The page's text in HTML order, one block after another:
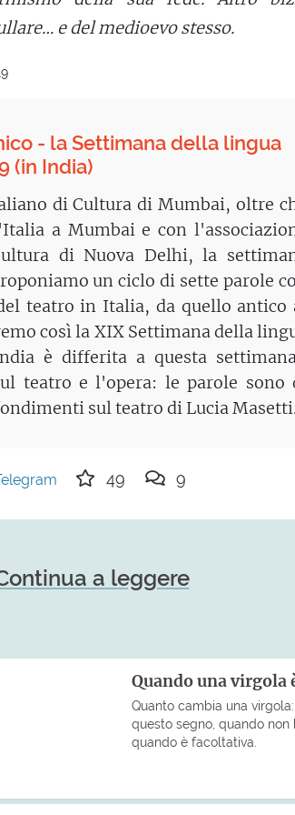
e del medioevo stesso.
- la Settimana della lingua
(in India)
di Cultura di Mumbai, oltre
a Mumbai e con
di Nuova Delhi, la
un ciclo di sette parole
teatro in Italia, da quello antico
così la XIX Settimana della
è differita a questa
teatro e l'opera: le parole sono
sul teatro di Lucia
49 9
a leggere
Quando una
Quanto cambia una
questo segno, quando
quando è facoltativa.